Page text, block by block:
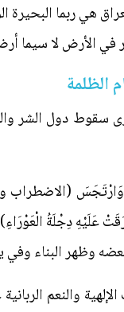
هي ربما البحيرة
الأرض لا سيما
سقوط دول الشر
(الاضطراب
عَلَيْهِ دِجْلَةُ
وظهر البناء
والنعم